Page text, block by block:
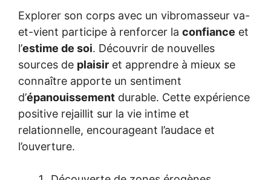
Explorer son corps avec un vibromasseur va-
et-vient participe à renforcer la confiance et
l’estime de soi. Découvrir de nouvelles
sources de plaisir et apprendre à mieux se
connaître apporte un sentiment
d’épanouissement durable. Cette expérience
positive rejaillit sur la vie intime et
relationnelle, encourageant l’audace et
l’ouverture.